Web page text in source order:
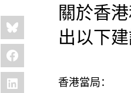
Share
this:
Bluesky
Facebook
LinkedIn
關於香
出以下建
香港當局：